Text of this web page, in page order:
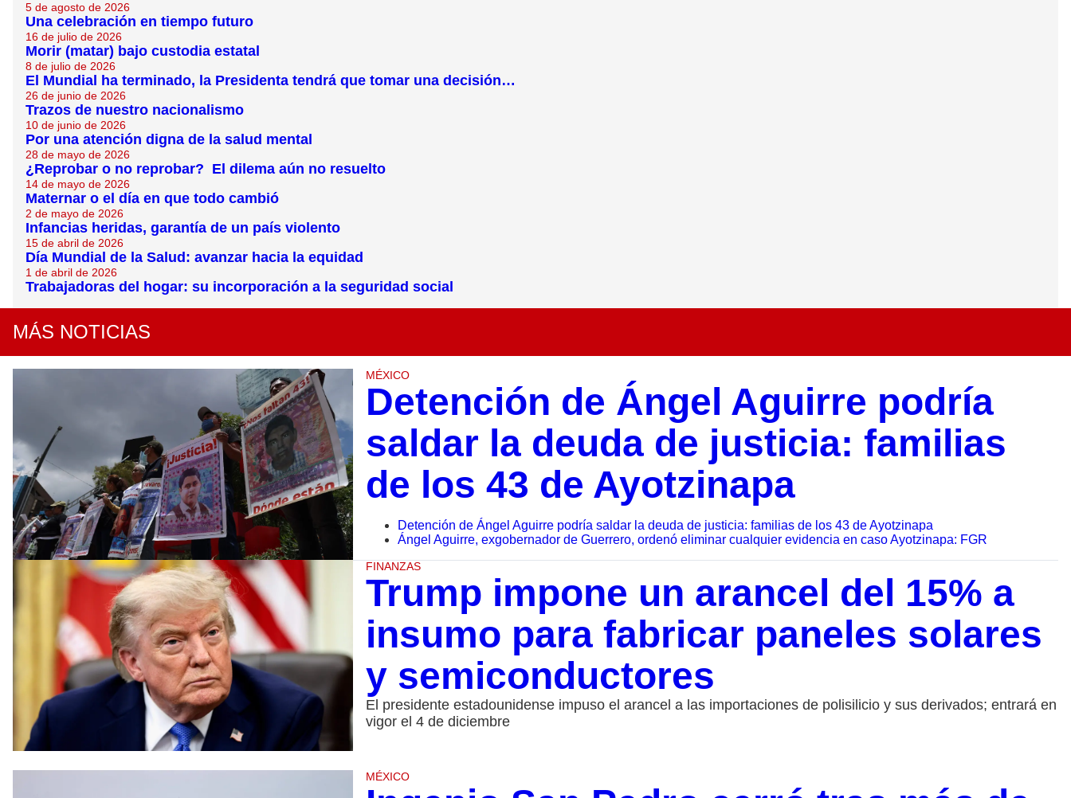
5 de agosto de 2026
Una celebración en tiempo futuro
16 de julio de 2026
Morir (matar) bajo custodia estatal
8 de julio de 2026
El Mundial ha terminado, la Presidenta tendrá que tomar una decisión…
26 de junio de 2026
Trazos de nuestro nacionalismo
10 de junio de 2026
Por una atención digna de la salud mental
28 de mayo de 2026
¿Reprobar o no reprobar? El dilema aún no resuelto
14 de mayo de 2026
Maternar o el día en que todo cambió
2 de mayo de 2026
Infancias heridas, garantía de un país violento
15 de abril de 2026
Día Mundial de la Salud: avanzar hacia la equidad
1 de abril de 2026
Trabajadoras del hogar: su incorporación a la seguridad social
MÁS NOTICIAS
MÉXICO
Detención de Ángel Aguirre podría
saldar la deuda de justicia: familias
de los 43 de Ayotzinapa
Detención de Ángel Aguirre podría saldar la deuda de justicia: familias de los 43 de Ayotzinapa
Ángel Aguirre, exgobernador de Guerrero, ordenó eliminar cualquier evidencia en caso Ayotzinapa: FGR
FINANZAS
Trump impone un arancel del 15% a
insumo para fabricar paneles solares
y semiconductores
El presidente estadounidense impuso el arancel a las importaciones de polisilicio y sus derivados; entrará en
vigor el 4 de diciembre
MÉXICO